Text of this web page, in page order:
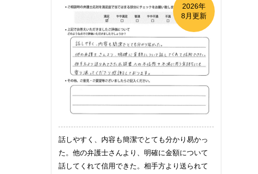
2026年
8月更新
話しやすく、内容も簡潔でとても分かり易かっ
た。他の弁護士さんより、明確に金額について
話してくれて信用できた。相手方より送られて